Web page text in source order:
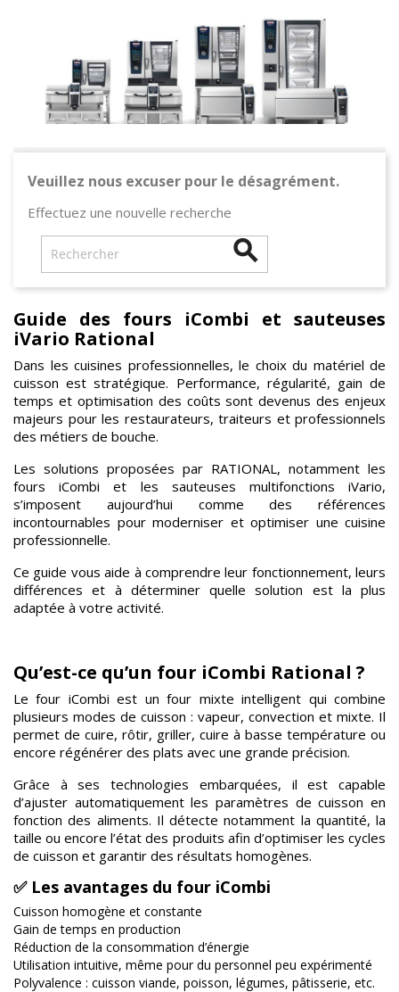
Veuillez nous excuser pour le désagrément.
Effectuez une nouvelle recherche

Guide des fours iCombi et sauteuses
iVario Rational
Dans les cuisines professionnelles, le choix du matériel de
cuisson est stratégique. Performance, régularité, gain de
temps et optimisation des coûts sont devenus des enjeux
majeurs pour les restaurateurs, traiteurs et professionnels
des métiers de bouche.
Les solutions proposées par RATIONAL, notamment les
fours iCombi et les sauteuses multifonctions iVario,
s’imposent aujourd’hui comme des références
incontournables pour moderniser et optimiser une cuisine
professionnelle.
Ce guide vous aide à comprendre leur fonctionnement, leurs
différences et à déterminer quelle solution est la plus
adaptée à votre activité.
Qu’est-ce qu’un four iCombi Rational ?
Le four iCombi est un four mixte intelligent qui combine
plusieurs modes de cuisson : vapeur, convection et mixte. Il
permet de cuire, rôtir, griller, cuire à basse température ou
encore régénérer des plats avec une grande précision.
Grâce à ses technologies embarquées, il est capable
d’ajuster automatiquement les paramètres de cuisson en
fonction des aliments. Il détecte notamment la quantité, la
taille ou encore l’état des produits afin d’optimiser les cycles
de cuisson et garantir des résultats homogènes.
✅ Les avantages du four iCombi
Cuisson homogène et constante
Gain de temps en production
Réduction de la consommation d’énergie
Utilisation intuitive, même pour du personnel peu expérimenté
Polyvalence : cuisson viande, poisson, légumes, pâtisserie, etc.